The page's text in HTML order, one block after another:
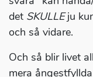
det SKULLEju
och så vidare.
Och så blir livet
mera